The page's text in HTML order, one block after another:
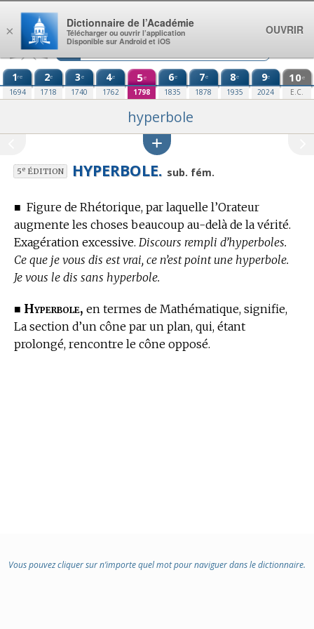
Aller au contenu
1re
1694
2e
1718
3e
1740
4e
1762
5e
1798
6e
1835
7e
1878
8e
1935
9e
2024
10e
E.C.
hyperbole
5eÉDITION HYPERBOLE. sub. fém.
■ Figure de Rhétorique, par laquelle l’Orateur
augmente les choses beaucoup au-delà de la vérité.
Exagération excessive. Discours rempli d’hyperboles.
Ce que je vous dis est vrai, ce n’est point une hyperbole.
Je vous le dis sans hyperbole.
■ Hyperbole, en termes de Mathématique, signifie,
La section d’un cône par un plan, qui, étant
prolongé, rencontre le cône opposé.
Vous pouvez cliquer sur n’importe quel mot pour naviguer dans le dictionnaire.
×
Dictionnaire de l’Académie
Télécharger ou ouvrir l’application
Disponible sur Android et iOS
OUVRIR